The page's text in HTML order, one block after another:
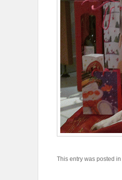
This entry was posted in